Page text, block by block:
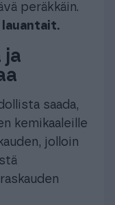
peräkkäin.
lauantait.
ja
saada,
kemikaaleille
jolloin